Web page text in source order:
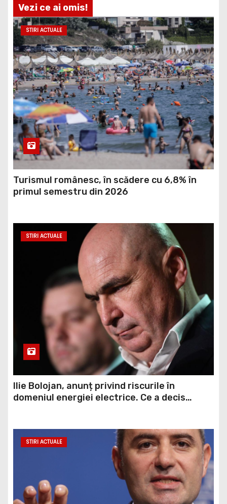
Vezi ce ai omis!
STIRI ACTUALE
Turismul românesc, în scădere cu 6,8% în
primul semestru din 2026
STIRI ACTUALE
Ilie Bolojan, anunț privind riscurile în
domeniul energiei electrice. Ce a decis
STIRI ACTUALE